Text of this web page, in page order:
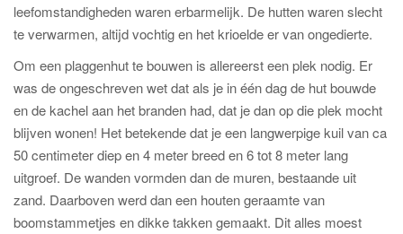
leefomstandigheden waren erbarmelijk. De hutten waren slecht
te verwarmen, altijd vochtig en het krioelde er van ongedierte.
Om een plaggenhut te bouwen is allereerst een plek nodig. Er
was de ongeschreven wet dat als je in één dag de hut bouwde
en de kachel aan het branden had, dat je dan op die plek mocht
blijven wonen! Het betekende dat je een langwerpige kuil van ca
50 centimeter diep en 4 meter breed en 6 tot 8 meter lang
uitgroef. De wanden vormden dan de muren, bestaande uit
zand. Daarboven werd dan een houten geraamte van
boomstammetjes en dikke takken gemaakt. Dit alles moest